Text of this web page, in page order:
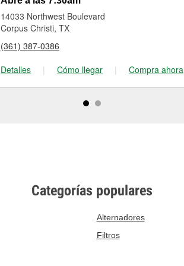
14033 Northwest Boulevard
Corpus Christi, TX
(361) 387-0386
Detalles
| Cómo llegar | Compra ahora
Categorías populares
Alternadores
Filtros